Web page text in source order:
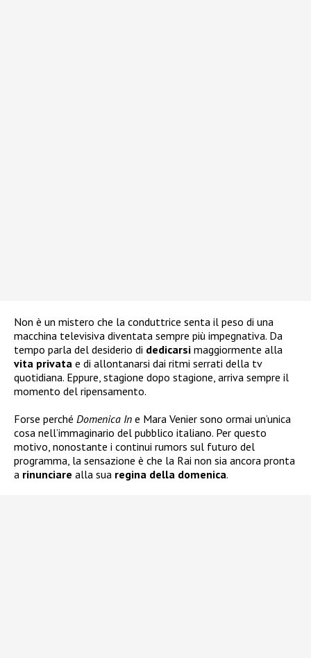
Non è un mistero che la conduttrice senta il peso di una
macchina televisiva diventata sempre più impegnativa. Da
tempo parla del desiderio di dedicarsi maggiormente alla
vita privata e di allontanarsi dai ritmi serrati della tv
quotidiana. Eppure, stagione dopo stagione, arriva sempre il
momento del ripensamento.
Forse perché Domenica In e Mara Venier sono ormai un’unica
cosa nell’immaginario del pubblico italiano. Per questo
motivo, nonostante i continui rumors sul futuro del
programma, la sensazione è che la Rai non sia ancora pronta
a rinunciare alla sua regina della domenica.